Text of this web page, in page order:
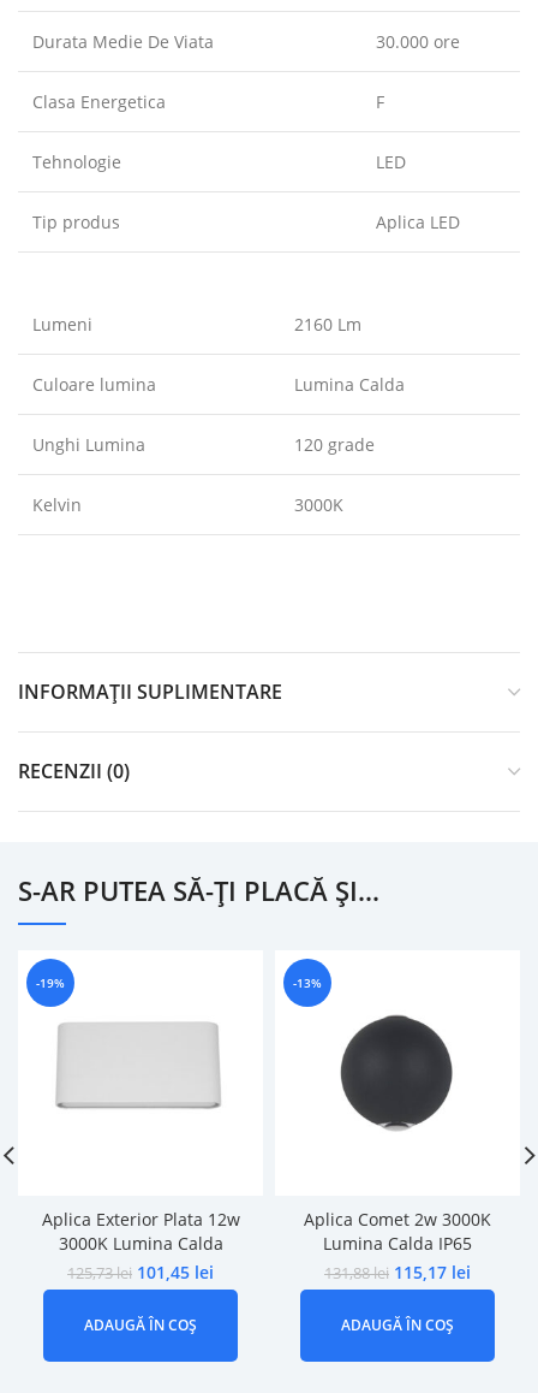
Durata Medie De Viata 30.000 ore
Clasa Energetica F
Tehnologie LED
Tip produs Aplica LED
Lumeni 2160 Lm
Culoare lumina Lumina Calda
Unghi Lumina 120 grade
Kelvin 3000K
INFORMAȚII SUPLIMENTARE
RECENZII (0)
S-AR PUTEA SĂ-ȚI PLACĂ ȘI…
-19%
Aplica Exterior Plata 12w
3000K Lumina Calda
125,73lei 101,45 lei
ADAUGĂ ÎN COȘ
-13%
Aplica Comet 2w 3000K
Lumina Calda IP65
131,88lei 115,17 lei
ADAUGĂ ÎN COȘ